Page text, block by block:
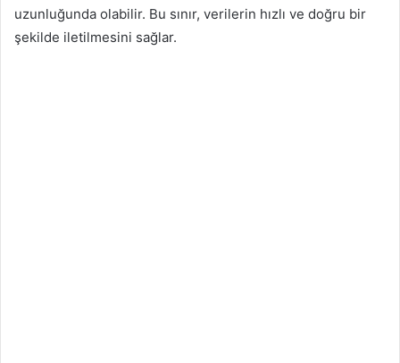
uzunluğunda olabilir. Bu sınır, verilerin hızlı ve doğru bir
şekilde iletilmesini sağlar.